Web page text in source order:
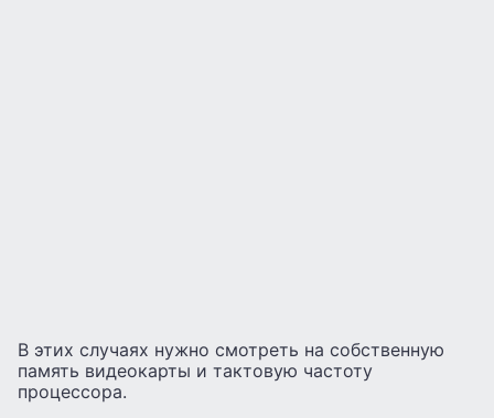
В этих случаях нужно смотреть на собственную
память видеокарты и тактовую частоту
процессора.